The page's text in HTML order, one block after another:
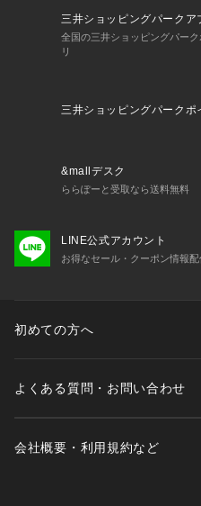
三井ショッピングパークア
全国の三井ショッピングパー
リ
三井ショッピングパークポ
&mallデスク
ららぽーと受取なら送料無料
LINE公式アカウント
お得なセール・クーポン情報配
初めての方へ
よくある質問・お問い合わせ
会社概要・利用規約など